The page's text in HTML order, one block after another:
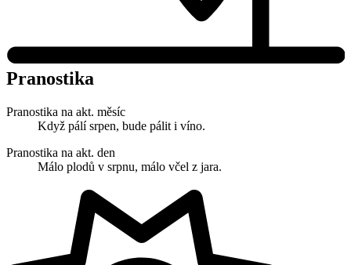
Pranostika
Pranostika na akt. měsíc
Když pálí srpen, bude pálit i víno.
Pranostika na akt. den
Málo plodů v srpnu, málo včel z jara.